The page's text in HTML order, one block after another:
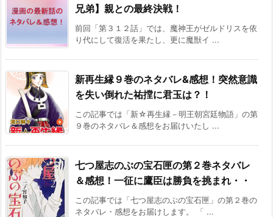
兄弟】親との最終決戦！
前回「第３１２話」では、魔神王がゼルドリスを依
り代にして復活を果たし、更に魔獣イ ...
新再生縁９巻のネタバレ&感想！突然意識
を失い倒れた祐摚に君玉は？！
この記事では「新☆再生縁－明王朝宮廷物語」の第
９巻のネタバレ＆感想をお届けいたし ...
七つ屋志のぶの宝石匣の第２巻ネタバレ
＆感想！一征に鷹臣は勝負を挑まれ・・
この記事では「七つ屋志のぶの宝石匣」の第２巻の
ネタバレ・感想をお届けします。 「 ...